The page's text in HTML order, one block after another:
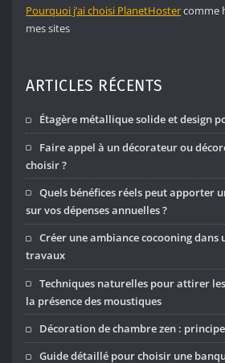
Pourquoi j’ai choisi PlanetHostercomme
mes sites
ARTICLES RÉCENTS
Étagère métallique solide et design
Faire appel à un décorateur ou
choisir ?
Quels bénéfices réels peut apporter
sur vos dépenses annuelles ?
Créer une ambiance cocooning dans
travaux
Techniques naturelles pour attirer
la présence des moustiques
Décoration de chambre zen :
Guide détaillé pour choisir une